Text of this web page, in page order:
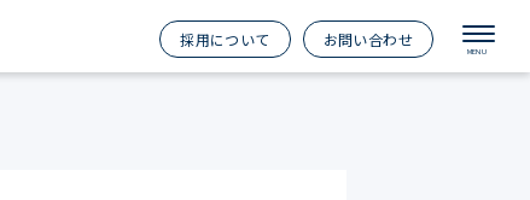
採用について お問い合わせ